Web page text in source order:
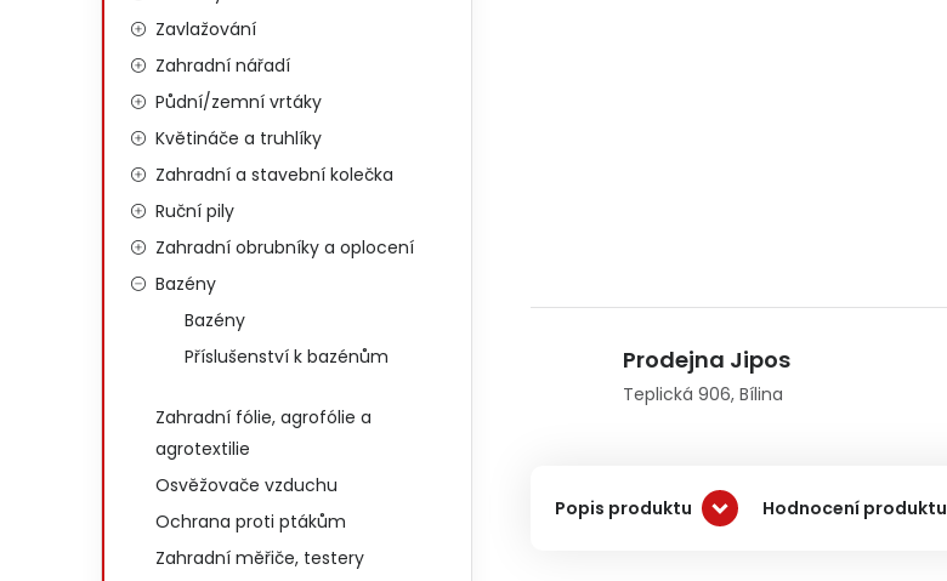
Zavlažování
Zahradní nářadí
Půdní/zemní vrtáky
Květináče a truhlíky
Zahradní a stavební kolečka
Ruční pily
Zahradní obrubníky a oplocení
Bazény
Bazény
Příslušenství k bazénům
Zahradní fólie, agrofólie a
agrotextilie
Osvěžovače vzduchu
Ochrana proti ptákům
Zahradní měřiče, testery
Prodejna Jipos
Teplická 906, Bílina
Popis produktu Hodnocení produktu